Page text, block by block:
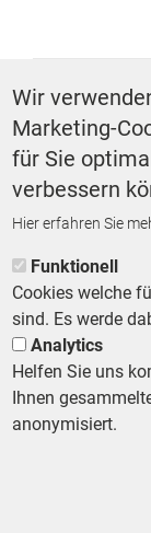
Footer First
MESSE KOMMUNAL
IMPRESSUM
Wir
Marketing-
für Sie
verbessern
Hier erfahren Sie
Funktionell
Cookies welche
sind. Es werde
Analytics
Helfen Sie uns
Ihnen
anonymisiert.